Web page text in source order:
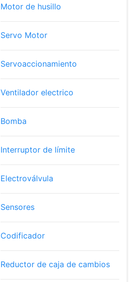
Motor de husillo
Servo Motor
Servoaccionamiento
Ventilador electrico
Bomba
Interruptor de límite
Electroválvula
Sensores
Codificador
Reductor de caja de cambios